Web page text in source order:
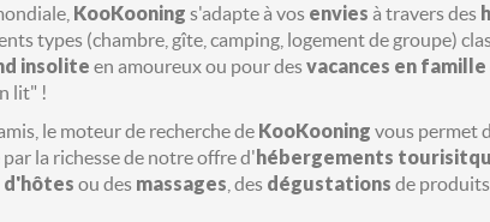
KooKooning s'adapte à vos envies à travers des
types (chambre, gîte, camping, logement de groupe)
insolite en amoureux ou pour desvacances en famille
lit" !
le moteur de recherche de KooKooning vous permet
la richesse de notre offre d'hébergements
ou des massages , des dégustations de